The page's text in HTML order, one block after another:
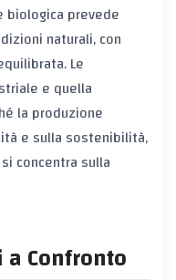
prevede
naturali, con
Le
e quella
la produzione
e sulla sostenibilità,
concentra sulla
Confronto